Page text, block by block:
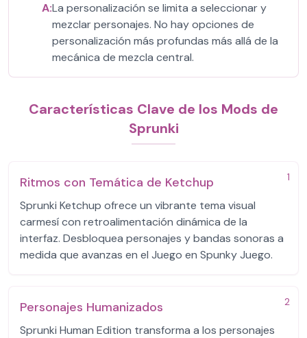
A:La personalización se limita a seleccionar y
mezclar personajes. No hay opciones de
personalización más profundas más allá de la
mecánica de mezcla central.
Características Clave de los Mods de
Sprunki
1
Ritmos con Temática de Ketchup
Sprunki Ketchup ofrece un vibrante tema visual
carmesí con retroalimentación dinámica de la
interfaz. Desbloquea personajes y bandas sonoras a
medida que avanzas en el Juego en Spunky Juego.
2
Personajes Humanizados
Sprunki Human Edition transforma a los personajes